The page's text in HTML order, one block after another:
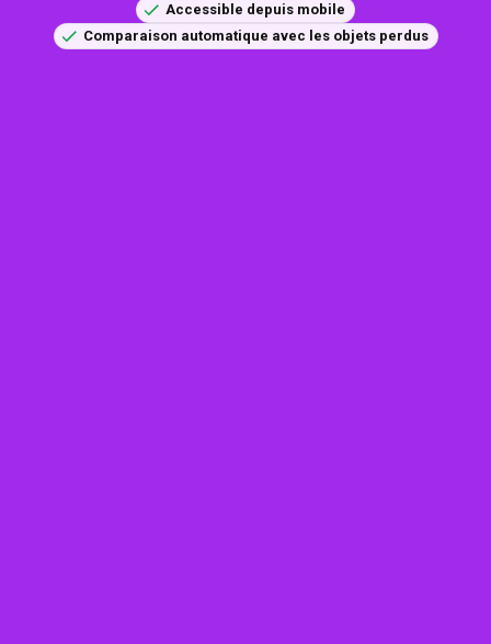
Accessible depuis mobile
Comparaison automatique avec les objets perdus